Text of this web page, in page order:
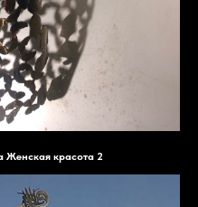
Женская красота 2